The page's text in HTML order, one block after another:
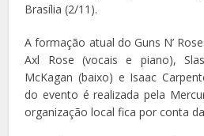
Brasília (2/11).
A formação atual do Guns N’
Axl Rose (vocais e piano),
McKagan (baixo) e Isaac
do evento é realizada pela
organização local fica por conta